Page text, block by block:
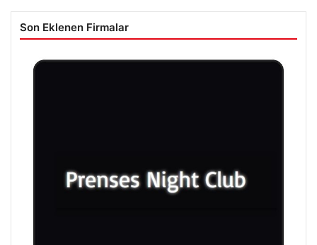
Son Eklenen Firmalar